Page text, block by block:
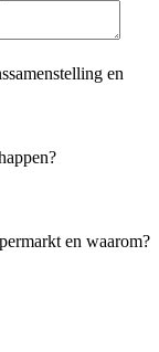
en
en waarom?